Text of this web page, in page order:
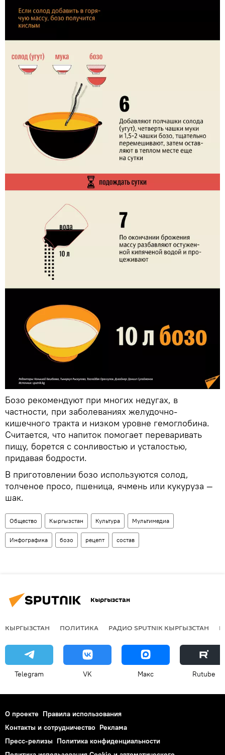
Бозо рекомендуют при многих недугах, в
частности, при заболеваниях желудочно-
кишечного тракта и низком уровне гемоглобина.
Считается, что напиток помогает переваривать
пищу, борется с сонливостью и усталостью,
придавая бодрости.
В приготовлении бозо используются солод,
толченое просо, пшеница, ячмень или кукуруза —
шак.
Общество Кыргызстан Культура Мультимедиа
Инфографика бозо рецепт состав
Кыргызстан
КЫРГЫЗСТАН ПОЛИТИКА РАДИО SPUTNIK КЫРГЫЗСТАН
Telegram VK Макс Rutube
О проекте Правила использования
Контакты и сотрудничество Реклама
Пресс-релизы Политика конфиденциальности